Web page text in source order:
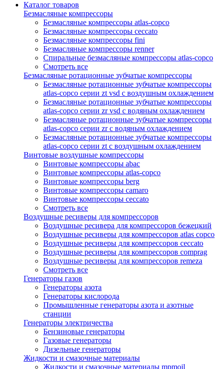
Каталог товаров
Безмасляные компрессоры
Безмасляные компрессоры atlas-copco
Безмасляные компрессоры ceccato
Безмасляные компрессоры fini
Безмасляные компрессоры renner
Спиральные безмасляные компрессоры atlas-copco
Смотреть все
Безмасляные ротационные зубчатые компрессоры
Безмасляные ротационные зубчатые компрессоры
atlas-copco серии zt vsd с воздушным охлаждением
Безмасляные ротационные зубчатые компрессоры
atlas-copco серии zr vsd с водяным охлаждением
Безмасляные ротационные зубчатые компрессоры
atlas-copco серии zr с водяным охлаждением
Безмасляные ротационные зубчатые компрессоры
atlas-copco серии zt с воздушным охлаждением
Винтовые воздушные компрессоры
Винтовые компрессоры abac
Винтовые компрессоры atlas-copco
Винтовые компрессоры berg
Винтовые компрессоры camaro
Винтовые компрессоры ceccato
Смотреть все
Воздушные ресиверы для компрессоров
Воздушные ресивера для компрессоров бежецкий
Воздушные ресиверы для компрессоров atlas copco
Воздушные ресиверы для компрессоров ceccato
Воздушные ресиверы для компрессоров comprag
Воздушные ресиверы для компрессоров remeza
Смотреть все
Генераторы газов
Генераторы азота
Генераторы кислорода
Промышленные генераторы азота и азотные
станции
Генераторы электричества
Бензиновые генераторы
Газовые генераторы
Дизельные генераторы
Жидкости и смазочные материалы
Жидкости и смазочные материалы mpmoil